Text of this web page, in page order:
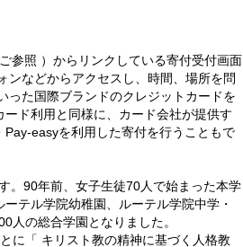
参照 ）からリンクしている寄付受付画面
ンなどからアクセスし、時間、場所を問
った国際ブランドのクレジットカードを
ド利用と同様に、カード会社が提供す
easyを利用した寄付を行うこともで
。90年前、女子生徒70人で始まった本学
テル学院幼稚園、ルーテル学院中学・
人の総合学園となりました。
に「 キリスト教の精神に基づく人格教